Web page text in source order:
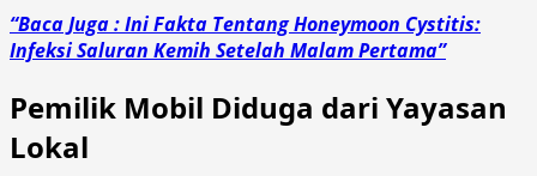
“Baca Juga : Ini Fakta Tentang Honeymoon Cystitis:
Infeksi Saluran Kemih Setelah Malam Pertama”
Pemilik Mobil Diduga dari Yayasan
Lokal